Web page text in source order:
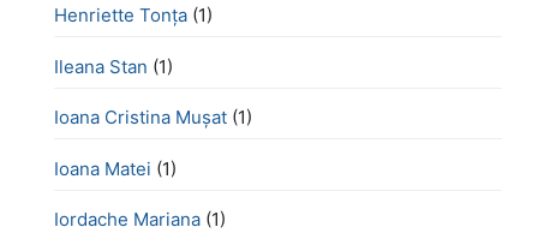
Henriette Tonţa (1)
Ileana Stan (1)
Ioana Cristina Mușat (1)
Ioana Matei (1)
Iordache Mariana (1)